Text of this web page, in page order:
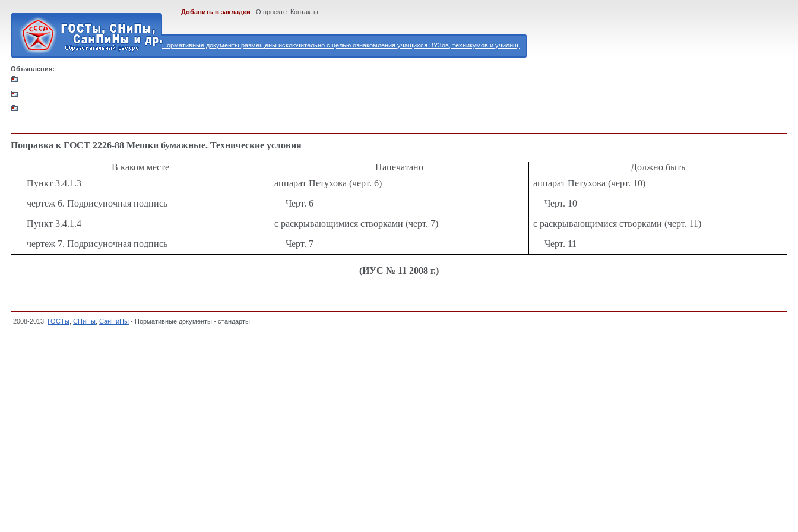
Нормативные документы размещены исключительно с целью ознакомления учащихся ВУЗов, техникумов и училищ.
Добавить в закладки О проекте Контакты
Объявления:
Поправка к ГОСТ 2226-88 Мешки бумажные. Технические условия
В каком месте Напечатано
Должно быть
Пункт 3.4.1.3
аппарат Петухова (черт. 6)
аппарат Петухова (черт. 10)
чертеж 6. Подрисуночная подпись
Черт. 6
Черт. 10
Пункт 3.4.1.4
с раскрывающимися створками (черт. 7)
с раскрывающимися створками (черт. 11)
чертеж 7. Подрисуночная подпись
Черт. 7 Черт. 11
(ИУС № 11 2008 г.)
2008-2013. ГОСТы СНиПы СанПиНы - Нормативные документы - стандарты.